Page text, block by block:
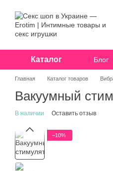
Каталог Блог
Главная Каталог товаров
Вакуумный
В наличии Оставить отзыв
−10%